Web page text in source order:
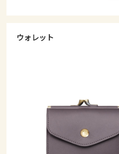
ウォレット